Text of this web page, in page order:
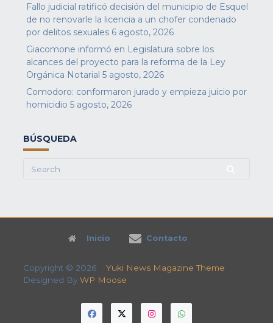
Fallo judicial ratificó decisión del municipio de Esquel
de no renovarle la licencia a un chofer condenado
por delitos sexuales 6 agosto, 2026
Giacomone informó en Legislatura sobre los
alcances del proyecto para la reforma de la Ley
Orgánica Notarial 5 agosto, 2026
Comodoro: conformaron jurado y empieza juicio por
homicidio 5 agosto, 2026
BÚSQUEDA
Search
Inicio Contacto
Copyright © 2026 Yuki News Magazine Theme
Designed By WP Moose